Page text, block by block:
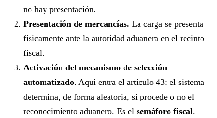
no hay presentación.
Presentación de mercancías. La carga se presenta
físicamente ante la autoridad aduanera en el recinto
fiscal.
Activación del mecanismo de selección
automatizado. Aquí entra el artículo 43: el sistema
determina, de forma aleatoria, si procede o no el
reconocimiento aduanero. Es el semáforo fiscal.